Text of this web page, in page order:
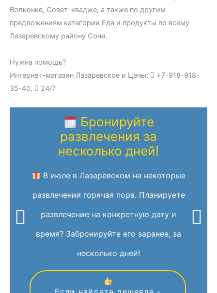
Волконке, Совет-квадже, а также по другим
предложениям категории Еда и продукты по всему
Лазаревскому району Сочи.
Нужна помощь?
Интернет-магазин Лазаревское и Цены:
+7-918-918-
35-40,
24/7
Бронируйте
развлечения за
несколько дней!
В июле в Лазаревском на некоторые
развлечения горячая пора. Планируете
развлечение на конкретную дату и
время? Забронируйте его заранее, за
несколько дней!